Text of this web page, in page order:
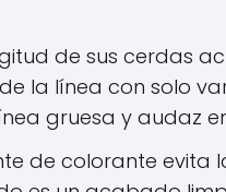
de sus cerdas
la línea con solo
gruesa y audaz
de colorante evita